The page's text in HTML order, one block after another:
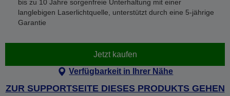
bis zu 10 Jahre sorgenfreie Unterhaltung mit einer
langlebigen Laserlichtquelle, unterstützt durch eine 5-jährige
Garantie
Jetzt kaufen
Verfügbarkeit in Ihrer Nähe
ZUR SUPPORTSEITE DIESES PRODUKTS GEHEN